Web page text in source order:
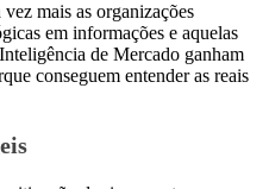
vez mais as organizações
em informações e aquelas
de Mercado ganham
conseguem entender as reais